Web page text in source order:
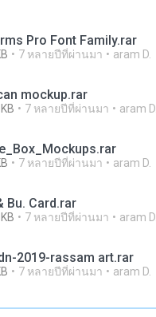
Pro Font Family.rar
7 หลายปีที่ผ่านมา aram D.
mockup.rar
7 หลายปีที่ผ่านมา aram D.
7 หลายปีที่ผ่านมา aram D.
Bu. Card.rar
7 หลายปีที่ผ่านมา aram D.
2019-rassam art.rar
7 หลายปีที่ผ่านมา aram D.